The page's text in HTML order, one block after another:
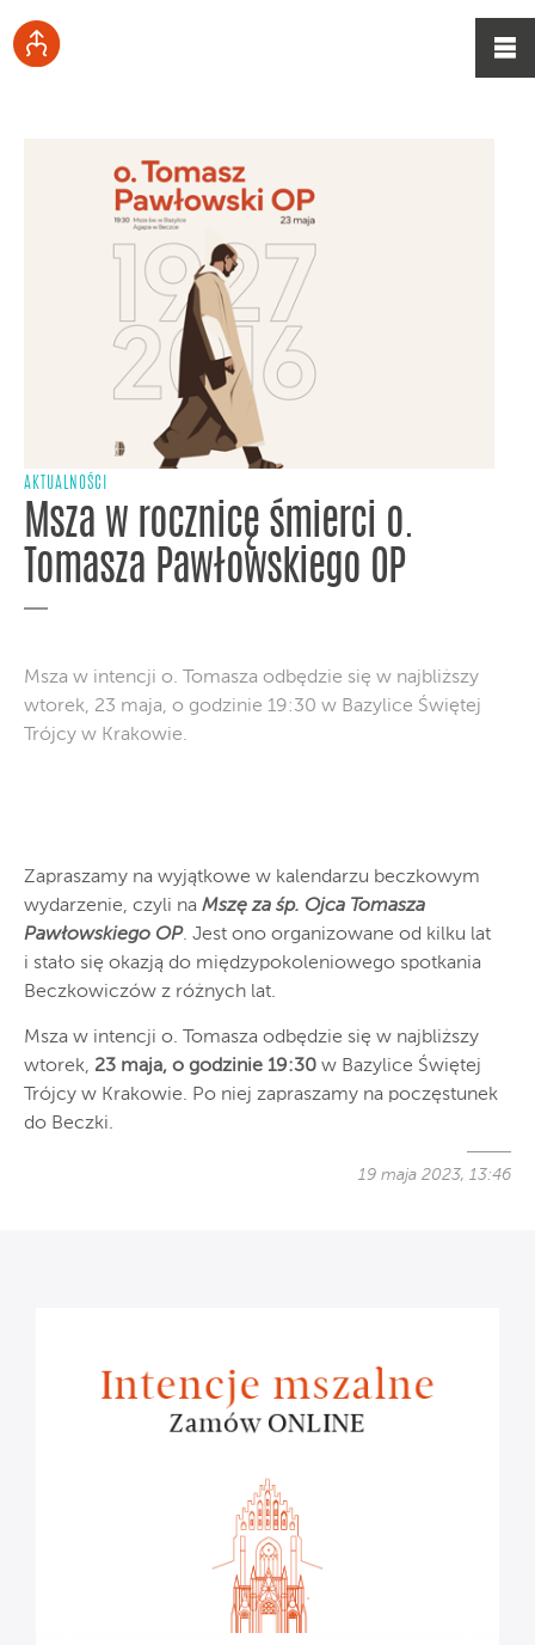
AKTUALNOŚCI
Msza w rocznicę śmierci o.
Tomasza Pawłowskiego OP
Msza w intencji o. Tomasza odbędzie się w najbliższy
wtorek, 23 maja, o godzinie 19:30 w Bazylice Świętej
Trójcy w Krakowie.
Zapraszamy na wyjątkowe w kalendarzu beczkowym
wydarzenie, czyli na Mszę za śp. Ojca Tomasza
Pawłowskiego OP. Jest ono organizowane od kilku lat
i stało się okazją do międzypokoleniowego spotkania
Beczkowiczów z różnych lat.
Msza w intencji o. Tomasza odbędzie się w najbliższy
wtorek, 23 maja, o godzinie 19:30 w Bazylice Świętej
Trójcy w Krakowie. Po niej zapraszamy na poczęstunek
do Beczki.
19 maja 2023, 13:46